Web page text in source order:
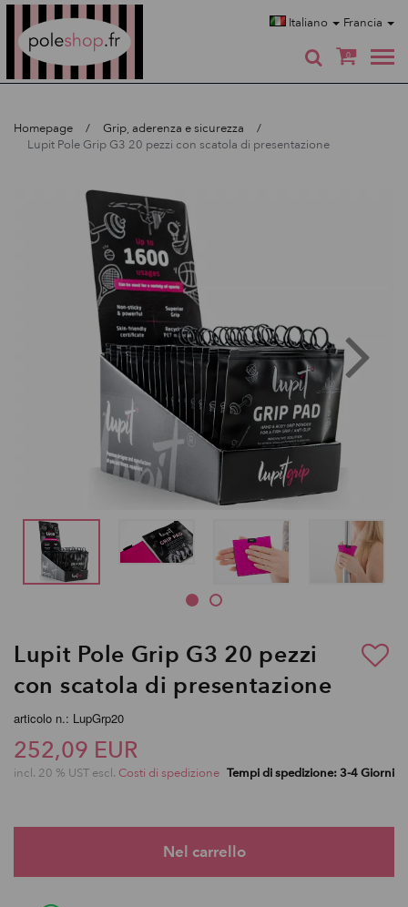
Italiano Francia
0
Homepage
Grip, aderenza e sicurezza
Lupit Pole Grip G3 20 pezzi con scatola di presentazione
Lupit Pole Grip G3 20 pezzi
con scatola di presentazione
articolo n.: LupGrp20
252,09 EUR
incl. 20 % UST escl. Costi di spedizione Tempi di spedizione: 3-4 Giorni